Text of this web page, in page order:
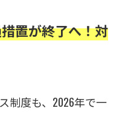
置が終了へ！対
制度も、2026年で一